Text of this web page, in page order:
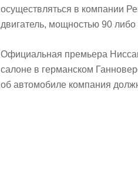
осуществляться в компании
двигатель, мощностью 90
Официальная премьера
салоне в германском
об автомобиле компания